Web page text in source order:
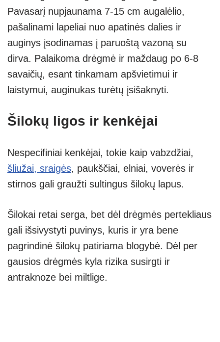
Pavasarį nupjaunama 7-15 cm augalėlio,
pašalinami lapeliai nuo apatinės dalies ir
auginys įsodinamas į paruoštą vazoną su
dirva. Palaikoma drėgmė ir maždaug po 6-8
savaičių, esant tinkamam apšvietimui ir
laistymui, auginukas turėtų įsišaknyti.
Šilokų ligos ir kenkėjai
Nespecifiniai kenkėjai, tokie kaip vabzdžiai,
šliužai, sraigės, paukščiai, elniai, voverės ir
stirnos gali graužti sultingus šilokų lapus.
Šilokai retai serga, bet dėl drėgmės pertekliaus
gali išsivystyti puvinys, kuris ir yra bene
pagrindinė šilokų patiriama blogybė. Dėl per
gausios drėgmės kyla rizika susirgti ir
antraknoze bei miltlige.